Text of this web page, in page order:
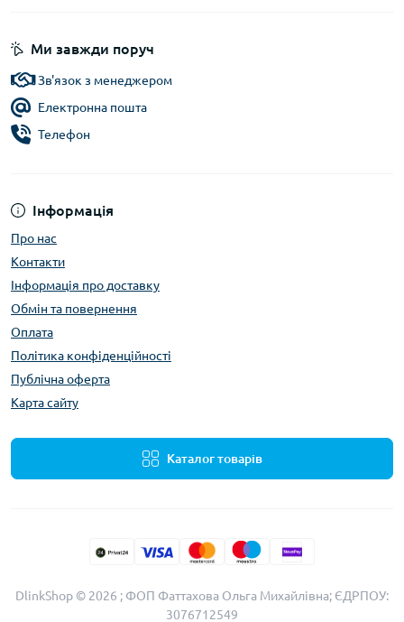
Інформація
Про нас
Контакти
Інформація про доставку
Обмін та повернення
Оплата
Політика конфіденційності
Публічна оферта
Карта сайту
Каталог товарів
Ми завжди поруч
Зв'язок з менеджером
Електронна пошта
Телефон
DlinkShop © 2026 ; ФОП Фаттахова Ольга Михайлівна; ЄДРПОУ:
3076712549